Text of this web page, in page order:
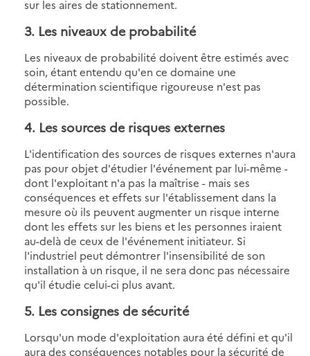
sur les aires de stationnement.
3. Les niveaux de probabilité
Les niveaux de probabilité doivent être estimés avec
soin, étant entendu qu'en ce domaine une
détermination scientifique rigoureuse n'est pas
possible.
4. Les sources de risques externes
L'identification des sources de risques externes n'aura
pas pour objet d'étudier l'événement par lui-même -
dont l'exploitant n'a pas la maîtrise - mais ses
conséquences et effets sur l'établissement dans la
mesure où ils peuvent augmenter un risque interne
dont les effets sur les biens et les personnes iraient
au-delà de ceux de l'événement initiateur. Si
l'industriel peut démontrer l'insensibilité de son
installation à un risque, il ne sera donc pas nécessaire
qu'il étudie celui-ci plus avant.
5. Les consignes de sécurité
Lorsqu'un mode d'exploitation aura été défini et qu'il
aura des conséquences notables pour la sécurité de